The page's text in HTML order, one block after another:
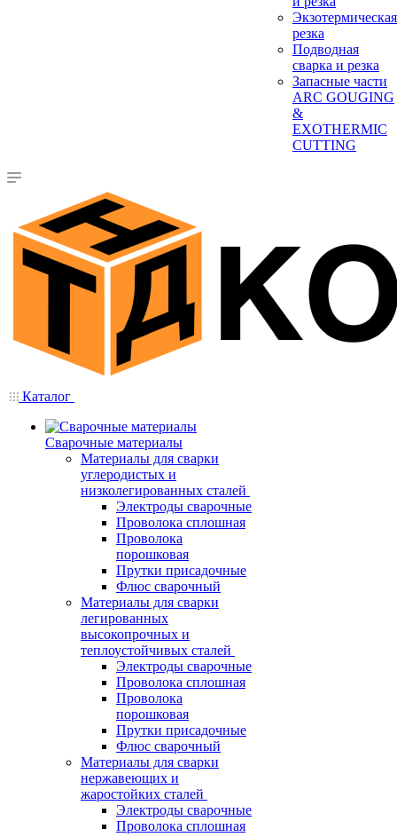
Экзотермическая
резка
Подводная
сварка и резка
Запасные части
ARC GOUGING
&
EXOTHERMIC
CUTTING
Каталог
Сварочные материалы
Материалы для сварки
углеродистых и
низколегированных сталей
Электроды сварочные
Проволока сплошная
Проволока
порошковая
Прутки присадочные
Флюс сварочный
Материалы для сварки
легированных
высокопрочных и
теплоустойчивых сталей
Электроды сварочные
Проволока сплошная
Проволока
порошковая
Прутки присадочные
Флюс сварочный
Материалы для сварки
нержавеющих и
жаростойких сталей
Электроды сварочные
Проволока сплошная